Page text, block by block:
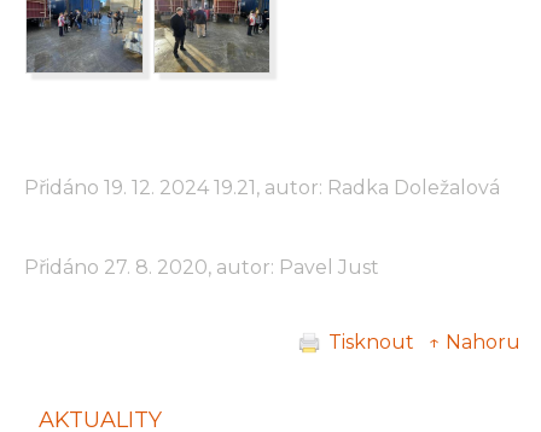
Přidáno 19. 12. 2024 19.21, autor: Radka Doležalová
Přidáno 27. 8. 2020, autor: Pavel Just
Tisknout ↑ Nahoru
AKTUALITY